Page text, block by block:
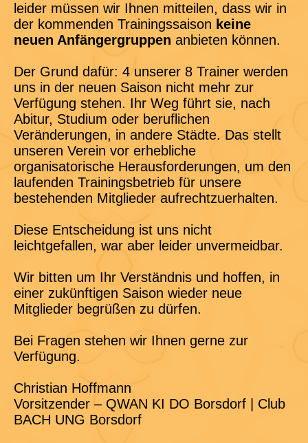
leider müssen wir Ihnen mitteilen, dass wir in
der kommenden Trainingssaison keine
neuen Anfängergruppen anbieten können.
Der Grund dafür: 4 unserer 8 Trainer werden
uns in der neuen Saison nicht mehr zur
Verfügung stehen. Ihr Weg führt sie, nach
Abitur, Studium oder beruflichen
Veränderungen, in andere Städte. Das stellt
unseren Verein vor erhebliche
organisatorische Herausforderungen, um den
laufenden Trainingsbetrieb für unsere
bestehenden Mitglieder aufrechtzuerhalten.
Diese Entscheidung ist uns nicht
leichtgefallen, war aber leider unvermeidbar.
Wir bitten um Ihr Verständnis und hoffen, in
einer zukünftigen Saison wieder neue
Mitglieder begrüßen zu dürfen.
Bei Fragen stehen wir Ihnen gerne zur
Verfügung.
Christian Hoffmann
Vorsitzender – QWAN KI DO Borsdorf | Club
BACH UNG Borsdorf